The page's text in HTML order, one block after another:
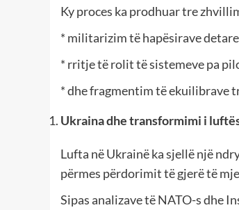
Ky proces ka prodhuar tre
* militarizim të hapësirave
* rritje të rolit të sistemeve pa
* dhe fragmentim të ekuilibrave
Ukraina dhe transformimi i
Lufta në Ukrainë ka sjellë një
përmes përdorimit të gjerë të
Sipas analizave të NATO-s dhe